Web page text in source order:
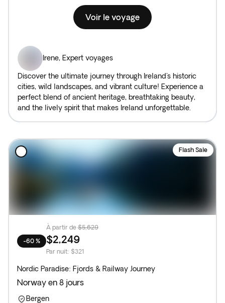
Voir le voyage
Irene, Expert voyages
Discover the ultimate journey through Ireland's historic
cities, wild landscapes, and vibrant culture! Experience a
perfect blend of ancient heritage, breathtaking beauty,
and the lively spirit that makes Ireland unforgettable.
Flash Sale
-60 %
À partir de $5,629
$2,249
Par nuit: $321
Nordic Paradise: Fjords & Railway Journey
Norway en 8 jours
Bergen